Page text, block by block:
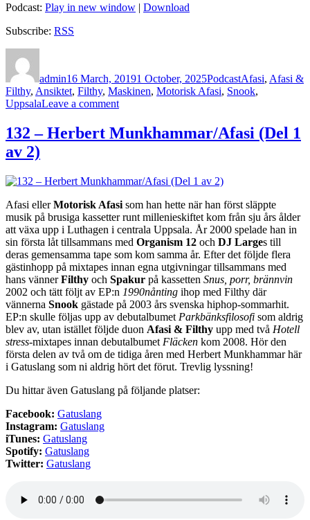
Podcast: Play in new window | Download
Subscribe: RSS
admin16 March, 20191 October, 2025PodcastAfasi, Afasi &
Filthy, Ansiktet, Filthy, Maskinen, Motorisk Afasi, Snook,
UppsalaLeave a commenton
–
Herbert
2
av
2)
132 – Herbert Munkhammar/Afasi (Del 1
av 2)
Afasi ellerMotorisk Afasi som han hette när han först släppte
musik på brusiga kassetter runt millenieskiftet kom från sju års ålder
att växa upp i Luthagen i centrala Uppsala. År 2000 spelade han in
sin första låt tillsammans med Organism 12 och DJ Larges till
deras gemensamma tape som kom samma år. Efter det följde flera
gästinhopp på mixtapes innan egna utgivningar tillsammans med
hans vännerFilthy och Spakur på kassetten Snus, porr, brännvin
2002 och tätt följt av EP:n 1990nånting ihop med Filthy där
vännerna Snook gästade på 2003 års svenska hiphop-sommarhit.
EP:n skulle följas upp av debutalbumet Parkbänksfilosofi som aldrig
blev av, utan istället följde duon Afasi & Filthy upp med två Hotell
stress-mixtapes innan debutalbumet Fläcken kom 2008. Hör den
första delen av två om de tidiga åren med Herbert Munkhammar här
i Gatuslang som ni aldrig hört det förut. Trevlig lyssning!
Du hittar även Gatuslang på följande platser:
Facebook: Gatuslang
Instagram: Gatuslang
iTunes: Gatuslang
Spotify: Gatuslang
Twitter: Gatuslang